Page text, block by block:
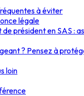
à éviter
légale
président en SAS :
? Pensez à
loin